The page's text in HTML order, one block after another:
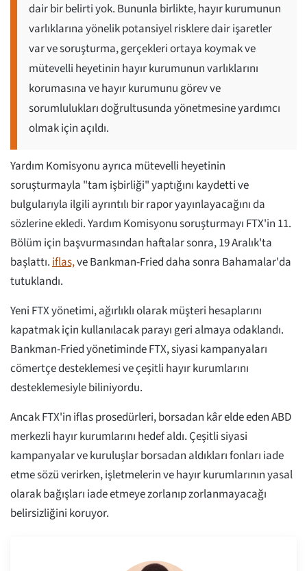
dair bir belirti yok. Bununla birlikte, hayır kurumunun
varlıklarına yönelik potansiyel risklere dair işaretler
var ve soruşturma, gerçekleri ortaya koymak ve
mütevelli heyetinin hayır kurumunun varlıklarını
korumasına ve hayır kurumunu görev ve
sorumlulukları doğrultusunda yönetmesine yardımcı
olmak için açıldı.
Yardım Komisyonu ayrıca mütevelli heyetinin
soruşturmayla "tam işbirliği" yaptığını kaydetti ve
bulgularıyla ilgili ayrıntılı bir rapor yayınlayacağını da
sözlerine ekledi. Yardım Komisyonu soruşturmayı FTX'in 11.
Bölüm için başvurmasından haftalar sonra, 19 Aralık'ta
başlattı.iflas,ve Bankman-Fried daha sonra Bahamalar'da
tutuklandı.
Yeni FTX yönetimi, ağırlıklı olarak müşteri hesaplarını
kapatmak için kullanılacak parayı geri almaya odaklandı.
Bankman-Fried yönetiminde FTX, siyasi kampanyaları
cömertçe desteklemesi ve çeşitli hayır kurumlarını
desteklemesiyle biliniyordu.
Ancak FTX'in iflas prosedürleri, borsadan kâr elde eden ABD
merkezli hayır kurumlarını hedef aldı. Çeşitli siyasi
kampanyalar ve kuruluşlar borsadan aldıkları fonları iade
etme sözü verirken, işletmelerin ve hayır kurumlarının yasal
olarak bağışları iade etmeye zorlanıp zorlanmayacağı
belirsizliğini koruyor.